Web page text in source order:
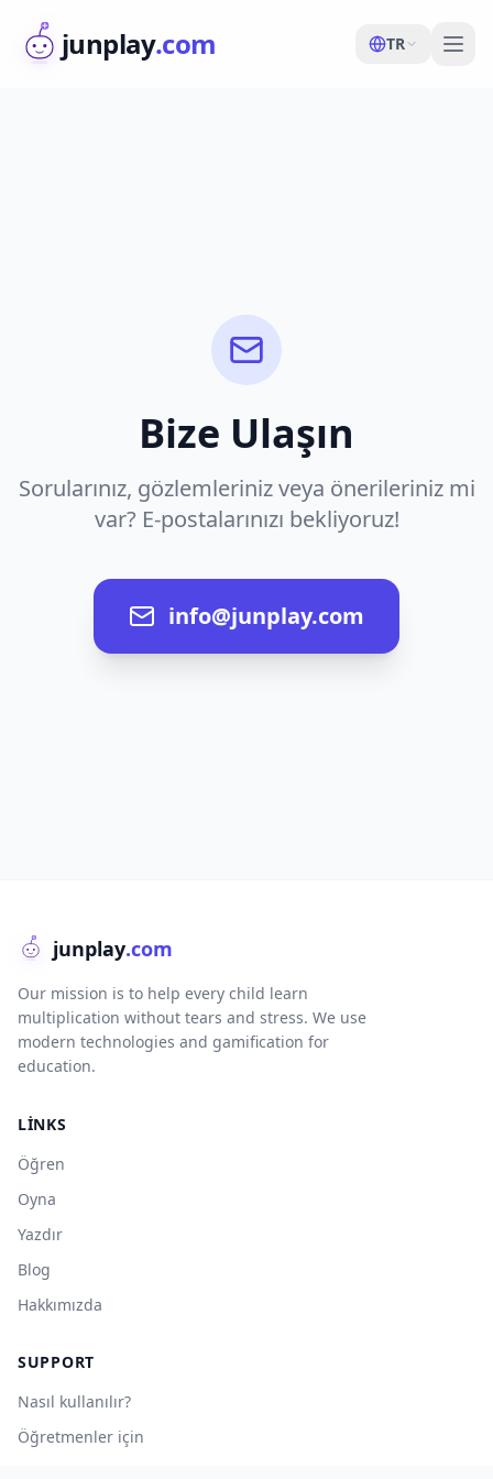
junplay.com TR
Bize Ulaşın
Sorularınız, gözlemleriniz veya önerileriniz mi
var? E-postalarınızı bekliyoruz!
info@junplay.com
junplay.com
Our mission is to help every child learn
multiplication without tears and stress. We use
modern technologies and gamification for
education.
LINKS
Öğren
Oyna
Yazdır
Blog
Hakkımızda
SUPPORT
Nasıl kullanılır?
Öğretmenler için